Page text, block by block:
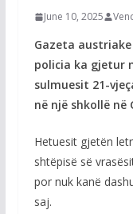
June 10, 2025
Gazeta austriake
policia ka gjetur
sulmuesit 21-
në një shkollë në
Hetuesit gjetën
shtëpisë së
por nuk kanë
saj.